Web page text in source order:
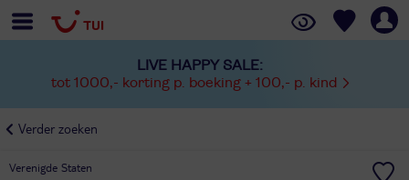
LIVE HAPPY SALE:
tot 1000,- korting p. boeking + 100,- p. kind
Verder zoeken
Verenigde Staten